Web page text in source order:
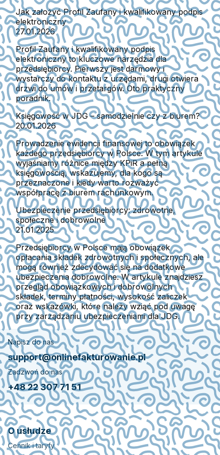
Jak założyć Profil Zaufany i kwalifikowany podpis
elektroniczny
27.01.2026
Profil Zaufany i kwalifikowany podpis
elektroniczny to kluczowe narzędzia dla
przedsiębiorcy. Pierwszy jest darmowy i
wystarczy do kontaktu z urzędami, drugi otwiera
drzwi do umów i przetargów. Oto praktyczny
poradnik.
Księgowość w JDG – samodzielnie czy z biurem?
20.01.2026
Prowadzenie ewidencji finansowej to obowiązek
każdego przedsiębiorcy w Polsce. W tym artykule
wyjaśniamy różnice między KPiR a pełną
księgowością, wskazujemy, dla kogo są
przeznaczone i kiedy warto rozważyć
współpracę z biurem rachunkowym.
Ubezpieczenie przedsiębiorcy: zdrowotne,
społeczne i dobrowolne
21.01.2025
Przedsiębiorcy w Polsce mają obowiązek
opłacania składek zdrowotnych i społecznych, ale
mogą również zdecydować się na dodatkowe
ubezpieczenia dobrowolne. W artykule znajdziesz
przegląd obowiązkowych i dobrowolnych
składek, terminy płatności, wysokość zaliczek
oraz wskazówki, które należy wziąć pod uwagę
przy zarządzaniu ubezpieczeniami dla JDG.
Napisz do nas
support@onlinefakturowanie.pl
Zadzwoń do nas
+48 22 307 71 51
O usłudze
Cennik i taryfy